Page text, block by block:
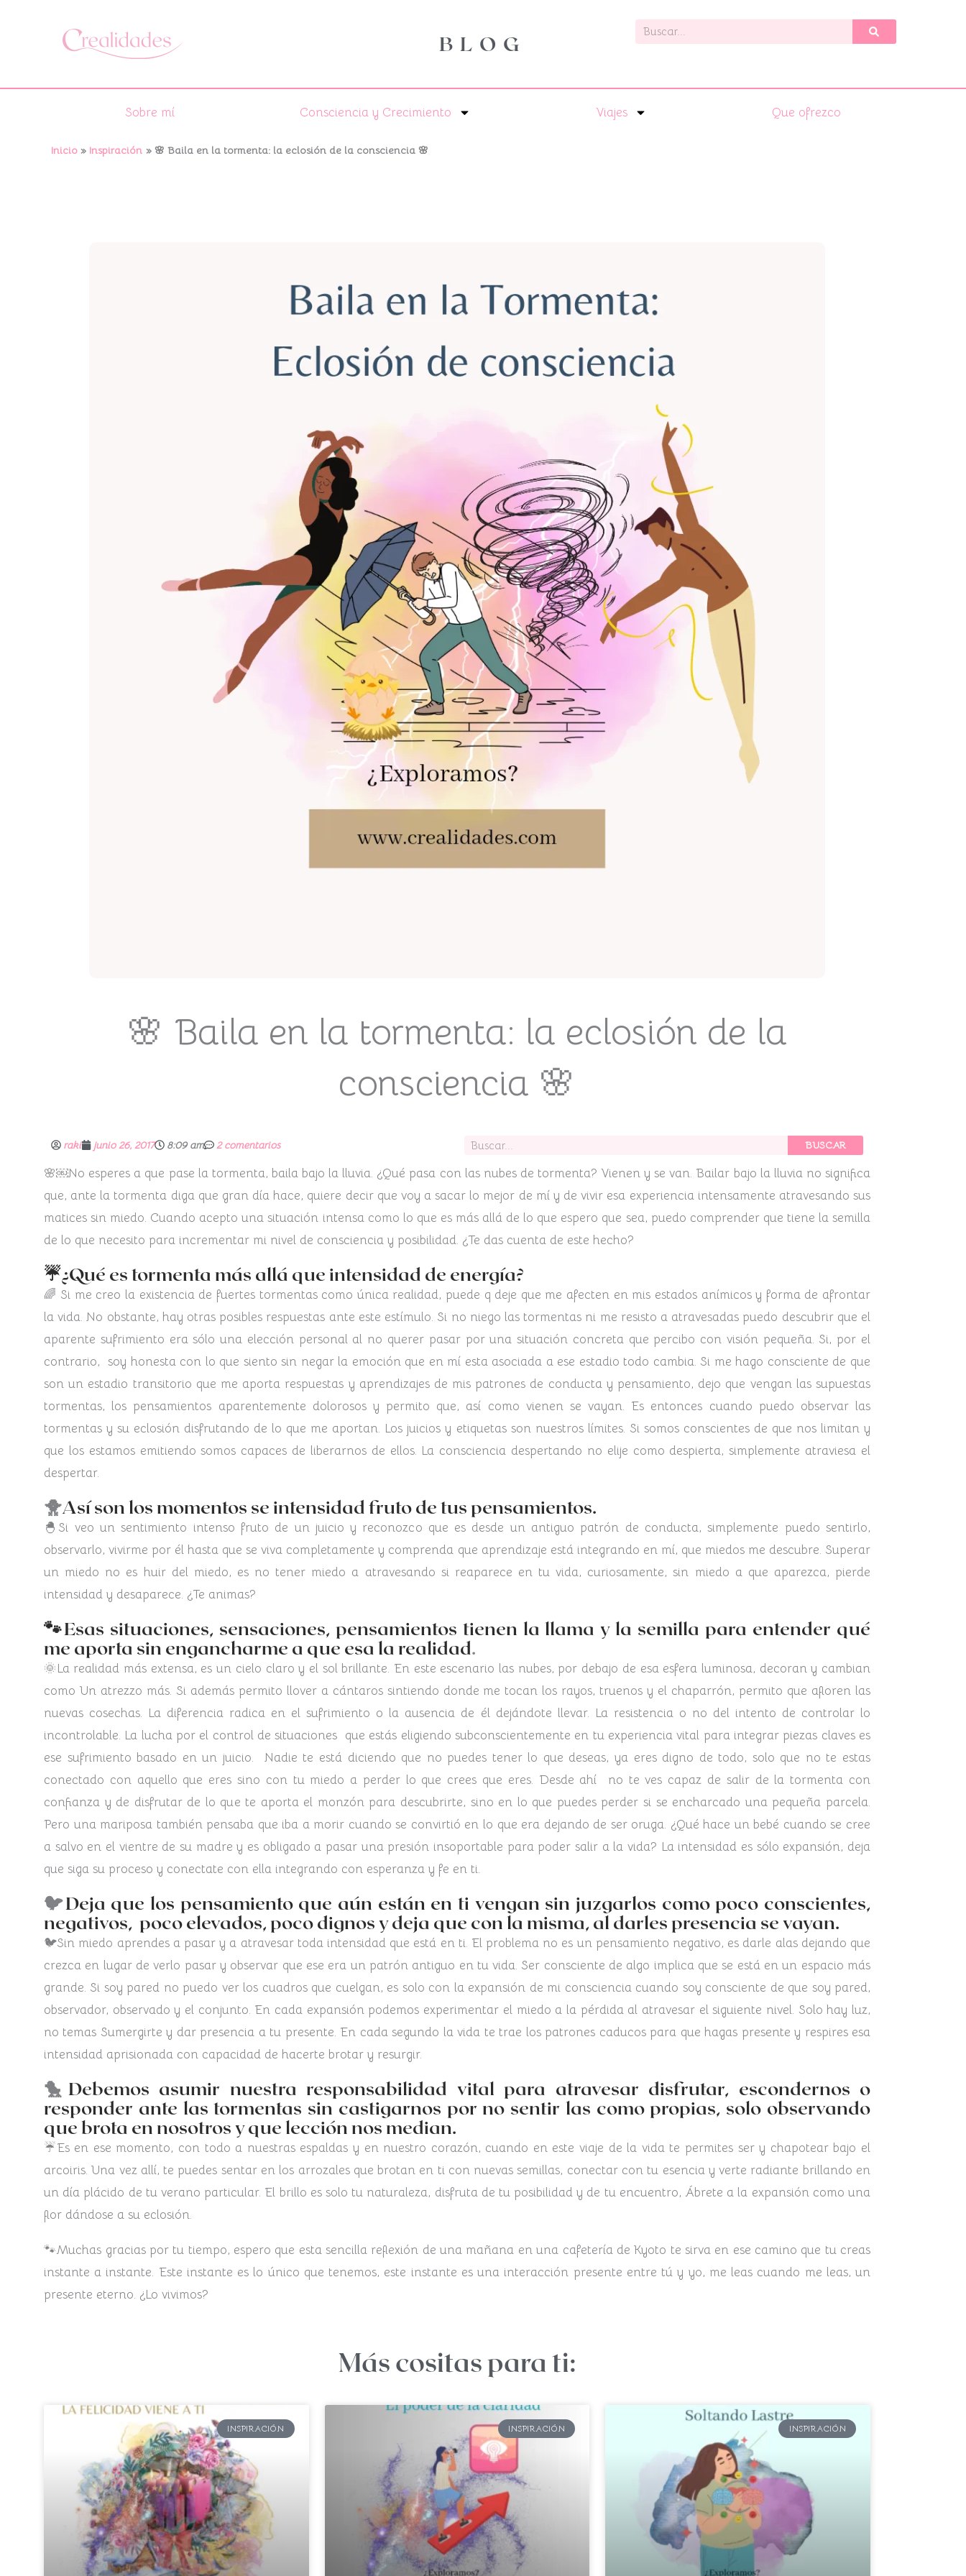
BLOG
Buscar
Sobre mí Consciencia y Crecimiento Viajes Que ofrezco
Inicio Inspiración 🌸 Baila en la tormenta: la eclosión de la consciencia 🌸
🌸 Baila en la tormenta: la eclosión de la
consciencia 🌸
raki junio 26, 2017 8:09 am 2 comentarios Buscar BUSCAR
🌸￼No esperes a que pase la tormenta, baila bajo la lluvia. ¿Qué pasa con las nubes de tormenta? Vienen y se van. Bailar bajo la lluvia no significa
que, ante la tormenta diga que gran día hace, quiere decir que voy a sacar lo mejor de mí y de vivir esa experiencia intensamente atravesando sus
matices sin miedo. Cuando acepto una situación intensa como lo que es más allá de lo que espero que sea, puedo comprender que tiene la semilla
de lo que necesito para incrementar mi nivel de consciencia y posibilidad. ¿Te das cuenta de este hecho?
☔¿Qué es tormenta más allá que intensidad de energía?
🌈 Si me creo la existencia de fuertes tormentas como única realidad, puede q deje que me afecten en mis estados anímicos y forma de afrontar
la vida. No obstante, hay otras posibles respuestas ante este estímulo. Si no niego las tormentas ni me resisto a atravesadas puedo descubrir que el
aparente sufrimiento era sólo una elección personal al no querer pasar por una situación concreta que percibo con visión pequeña. Si, por el
contrario, soy honesta con lo que siento sin negar la emoción que en mí esta asociada a ese estadio todo cambia. Si me hago consciente de que
son un estadio transitorio que me aporta respuestas y aprendizajes de mis patrones de conducta y pensamiento, dejo que vengan las supuestas
tormentas, los pensamientos aparentemente dolorosos y permito que, así como vienen se vayan. Es entonces cuando puedo observar las
tormentas y su eclosión disfrutando de lo que me aportan. Los juicios y etiquetas son nuestros límites. Si somos conscientes de que nos limitan y
que los estamos emitiendo somos capaces de liberarnos de ellos. La consciencia despertando no elije como despierta, simplemente atraviesa el
despertar.
🐥Así son los momentos se intensidad fruto de tus pensamientos.
🐣Si veo un sentimiento intenso fruto de un juicio y reconozco que es desde un antiguo patrón de conducta, simplemente puedo sentirlo,
observarlo, vivirme por él hasta que se viva completamente y comprenda que aprendizaje está integrando en mí, que miedos me descubre. Superar
un miedo no es huir del miedo, es no tener miedo a atravesando si reaparece en tu vida, curiosamente, sin miedo a que aparezca, pierde
intensidad y desaparece. ¿Te animas?
🐾Esas situaciones, sensaciones, pensamientos tienen la llama y la semilla para entender qué
me aporta sin engancharme a que esa la realidad.
🌞La realidad más extensa, es un cielo claro y el sol brillante. En este escenario las nubes, por debajo de esa esfera luminosa, decoran y cambian
como Un atrezzo más. Si además permito llover a cántaros sintiendo donde me tocan los rayos, truenos y el chaparrón, permito que afloren las
nuevas cosechas. La diferencia radica en el sufrimiento o la ausencia de él dejándote llevar. La resistencia o no del intento de controlar lo
incontrolable. La lucha por el control de situaciones que estás eligiendo subconscientemente en tu experiencia vital para integrar piezas claves es
ese sufrimiento basado en un juicio. Nadie te está diciendo que no puedes tener lo que deseas, ya eres digno de todo, solo que no te estas
conectado con aquello que eres sino con tu miedo a perder lo que crees que eres. Desde ahí no te ves capaz de salir de la tormenta con
confianza y de disfrutar de lo que te aporta el monzón para descubrirte, sino en lo que puedes perder si se encharcado una pequeña parcela.
Pero una mariposa también pensaba que iba a morir cuando se convirtió en lo que era dejando de ser oruga. ¿Qué hace un bebé cuando se cree
a salvo en el vientre de su madre y es obligado a pasar una presión insoportable para poder salir a la vida? La intensidad es sólo expansión, deja
que siga su proceso y conectate con ella integrando con esperanza y fe en ti.
🐦Deja que los pensamiento que aún están en ti vengan sin juzgarlos como poco conscientes,
negativos, poco elevados, poco dignos y deja que con la misma, al darles presencia se vayan.
🐦Sin miedo aprendes a pasar y a atravesar toda intensidad que está en ti. El problema no es un pensamiento negativo, es darle alas dejando que
crezca en lugar de verlo pasar y observar que ese era un patrón antiguo en tu vida. Ser consciente de algo implica que se está en un espacio más
grande. Si soy pared no puedo ver los cuadros que cuelgan, es solo con la expansión de mi consciencia cuando soy consciente de que soy pared,
observador, observado y el conjunto. En cada expansión podemos experimentar el miedo a la pérdida al atravesar el siguiente nivel. Solo hay luz,
no temas Sumergirte y dar presencia a tu presente. En cada segundo la vida te trae los patrones caducos para que hagas presente y respires esa
intensidad aprisionada con capacidad de hacerte brotar y resurgir.
🐤 Debemos asumir nuestra responsabilidad vital para atravesar disfrutar, escondernos o
responder ante las tormentas sin castigarnos por no sentir las como propias, solo observando
que brota en nosotros y que lección nos median.
☔Es en ese momento, con todo a nuestras espaldas y en nuestro corazón, cuando en este viaje de la vida te permites ser y chapotear bajo el
arcoiris. Una vez allí, te puedes sentar en los arrozales que brotan en ti con nuevas semillas, conectar con tu esencia y verte radiante brillando en
un día plácido de tu verano particular. El brillo es solo tu naturaleza, disfruta de tu posibilidad y de tu encuentro, Ábrete a la expansión como una
flor dándose a su eclosión.
🐾Muchas gracias por tu tiempo, espero que esta sencilla reflexión de una mañana en una cafetería de Kyoto te sirva en ese camino que tu creas
instante a instante. Este instante es lo único que tenemos, este instante es una interacción presente entre tú y yo, me leas cuando me leas, un
presente eterno. ¿Lo vivimos?
Más cositas para ti:
INSPIRACIÓN INSPIRACIÓN INSPIRACIÓN